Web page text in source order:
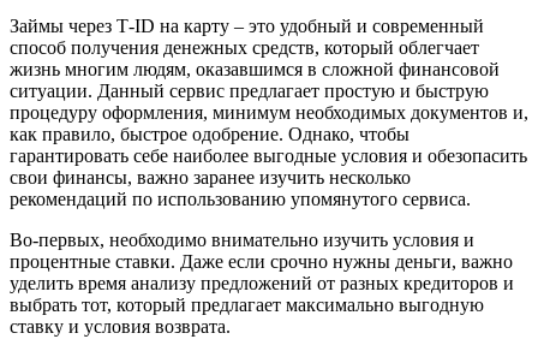
Займы через Т-ID на карту – это удобный и современный
способ получения денежных средств, который облегчает
жизнь многим людям, оказавшимся в сложной финансовой
ситуации. Данный сервис предлагает простую и быструю
процедуру оформления, минимум необходимых документов и,
как правило, быстрое одобрение. Однако, чтобы
гарантировать себе наиболее выгодные условия и обезопасить
свои финансы, важно заранее изучить несколько
рекомендаций по использованию упомянутого сервиса.
Во-первых, необходимо внимательно изучить условия и
процентные ставки. Даже если срочно нужны деньги, важно
уделить время анализу предложений от разных кредиторов и
выбрать тот, который предлагает максимально выгодную
ставку и условия возврата.